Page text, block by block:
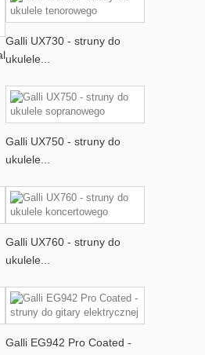
Galli UX730 - struny do
ukulele...
Galli UX750 - struny do
ukulele...
Galli UX760 - struny do
ukulele...
Galli EG942 Pro Coated -